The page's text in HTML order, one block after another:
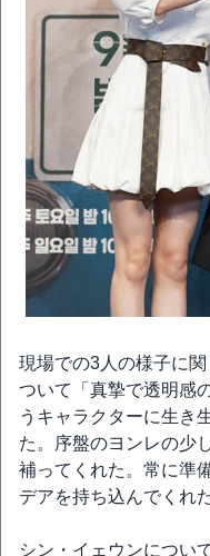
現場での3人の様子に
ついて「真摯で透明感
うキャラクターに生き
た。序盤のヨンレの少
補ってくれた。常に準
デアを持ち込んでくれ
シン・イェウンについ